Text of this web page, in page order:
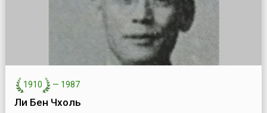
1910 — 1987
Ли Бен Чхоль